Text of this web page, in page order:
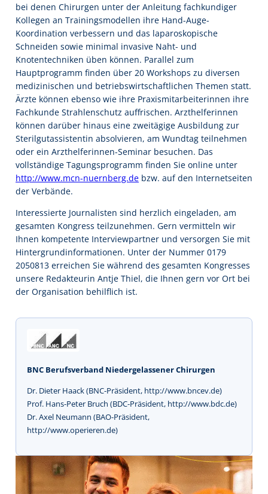
bei denen Chirurgen unter der Anleitung fachkundiger
Kollegen an Trainingsmodellen ihre Hand-Auge-
Koordination verbessern und das laparoskopische
Schneiden sowie minimal invasive Naht- und
Knotentechniken üben können. Parallel zum
Hauptprogramm finden über 20 Workshops zu diversen
medizinischen und betriebswirtschaftlichen Themen statt.
Ärzte können ebenso wie ihre Praxismitarbeiterinnen ihre
Fachkunde Strahlenschutz auffrischen. Arzthelferinnen
können darüber hinaus eine zweitägige Ausbildung zur
Sterilgutassistentin absolvieren, am Wundtag teilnehmen
oder ein Arzthelferinnen-Seminar besuchen. Das
vollständige Tagungsprogramm finden Sie online unter
http://www.mcn-nuernberg.de bzw. auf den Internetseiten
der Verbände.
Interessierte Journalisten sind herzlich eingeladen, am
gesamten Kongress teilzunehmen. Gern vermitteln wir
Ihnen kompetente Interviewpartner und versorgen Sie mit
Hintergrundinformationen. Unter der Nummer 0179
2050813 erreichen Sie während des gesamten Kongresses
unsere Redakteurin Antje Thiel, die Ihnen gern vor Ort bei
der Organisation behilflich ist.
BNC Berufsverband Niedergelassener Chirurgen
Dr. Dieter Haack (BNC-Präsident, http://www.bncev.de)
Prof. Hans-Peter Bruch (BDC-Präsident, http://www.bdc.de)
Dr. Axel Neumann (BAO-Präsident,
http://www.operieren.de)